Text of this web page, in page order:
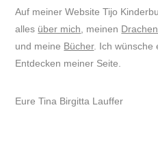
Auf meiner Website Tijo
alles über mich , meinen
und meine Bücher. Ich wünsche
Entdecken meiner Seite.
Eure Tina Birgitta Lauffer